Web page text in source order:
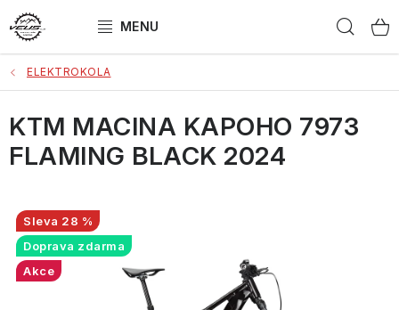
na
obsah
ELEKTROKOLA
JÍZDNÍ KOLA
DÁRKOVÝ POUKAZ
ZNAČKY
Obchodní podmínky
Jak vybrat kolo?
Jakou zvolit velikost?
SEŘÍZENÁ kola
Kontakt
ELEKTROKOLA
KTM MACINA KAPOHO 7973
FLAMING BLACK 2024
28 %
Doprava zdarma
Akce